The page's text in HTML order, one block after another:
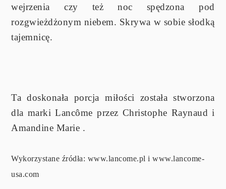
wejrzenia czy też noc spędzona pod
rozgwieżdżonym niebem. Skrywa w sobie słodką
tajemnicę.
Ta doskonała porcja miłości została stworzona
dla marki Lancôme przez Christophe Raynaud i
Amandine Marie .
Wykorzystane źródła: www.lancome.pl i www.lancome-
usa.com